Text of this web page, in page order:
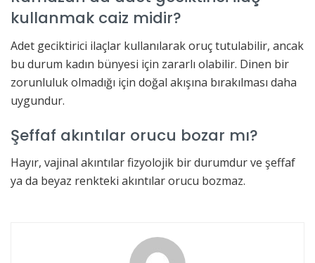
kullanmak caiz midir?
Adet geciktirici ilaçlar kullanılarak oruç tutulabilir, ancak
bu durum kadın bünyesi için zararlı olabilir. Dinen bir
zorunluluk olmadığı için doğal akışına bırakılması daha
uygundur.
Şeffaf akıntılar orucu bozar mı?
Hayır, vajinal akıntılar fizyolojik bir durumdur ve şeffaf
ya da beyaz renkteki akıntılar orucu bozmaz.